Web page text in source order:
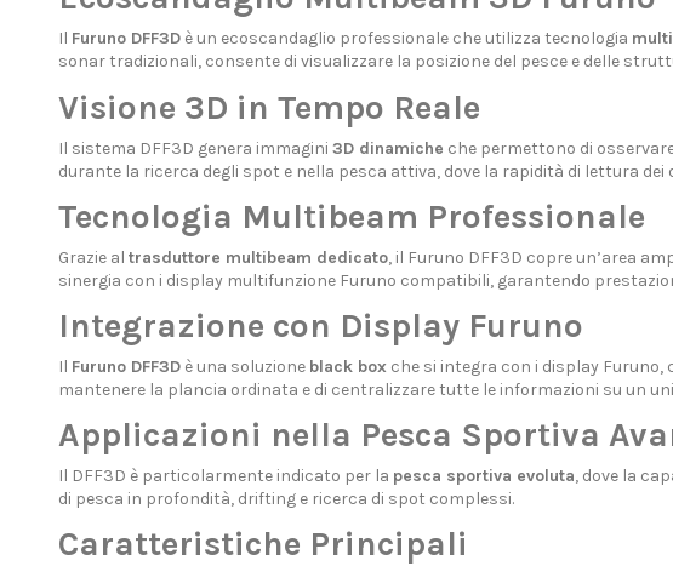
Il Furuno DFF3Dè un ecoscandaglio professionale che utilizza tecnologia
sonar tradizionali, consente di visualizzare la posizione del pesce e delle
Visione 3D in Tempo Reale
Il sistema DFF3D genera immagini 3D dinamiche che permettono di
durante la ricerca degli spot e nella pesca attiva, dove la rapidità di lettura dei
Tecnologia Multibeam Professionale
Grazie al trasduttore multibeam dedicato, il Furuno DFF3D copre un’area
sinergia con i display multifunzione Furuno compatibili, garantendo
Integrazione con Display Furuno
Il Furuno DFF3Dè una soluzione black boxche si integra con i display
mantenere la plancia ordinata e di centralizzare tutte le informazioni su un
Applicazioni nella Pesca Sportiva
Il DFF3D è particolarmente indicato per la pesca sportiva evoluta, dove la
di pesca in profondità, drifting e ricerca di spot complessi.
Caratteristiche Principali